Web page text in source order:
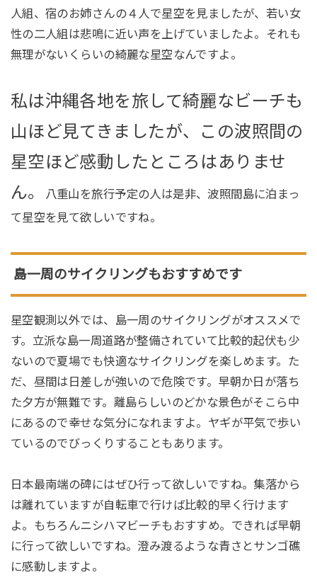
人組、宿のお姉さんの４人で星空を見ましたが、若い女
性の二人組は悲鳴に近い声を上げていましたよ。それも
無理がないくらいの綺麗な星空なんですよ。
私は沖縄各地を旅して綺麗なビーチも
山ほど見てきましたが、この波照間の
星空ほど感動したところはありませ
ん。
八重山を旅行予定の人は是非、波照間島に泊まっ
て星空を見て欲しいですね。
島一周のサイクリングもおすすめです
星空観測以外では、島一周のサイクリングがオススメで
す。立派な島一周道路が整備されていて比較的起伏も少
ないので夏場でも快適なサイクリングを楽しめます。た
だ、昼間は日差しが強いので危険です。早朝か日が落ち
た夕方が無難です。離島らしいのどかな景色がそこら中
にあるので幸せな気分になれますよ。ヤギが平気で歩い
ているのでびっくりすることもあります。
日本最南端の碑にはぜひ行って欲しいですね。集落から
は離れていますが自転車で行けば比較的早く行けます
よ。もちろんニシハマビーチもおすすめ。できれば早朝
に行って欲しいですね。澄み渡るような青さとサンゴ礁
に感動しますよ。